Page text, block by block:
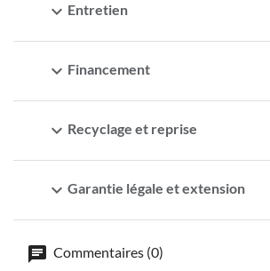
expand_more Entretien
expand_more Financement
expand_more Recyclage et reprise
expand_more Garantie légale et extension
Commentaires (0)